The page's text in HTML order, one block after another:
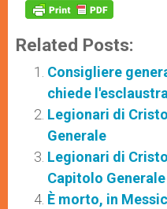
Related Posts:
Consigliere
chiede
Legionari di
Generale
Legionari di
Capitolo Generale
È morto, in